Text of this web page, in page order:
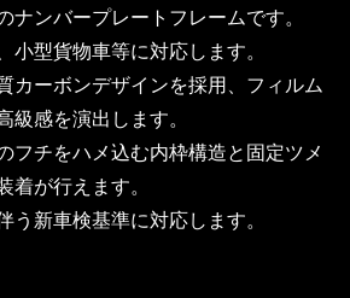
ナンバープレートフレームです。
小型貨物車等に対応します。
カーボンデザインを採用、フィルム
感を演出します。
フチをハメ込む内枠構造と固定ツメ
が行えます。
う新車検基準に対応します。